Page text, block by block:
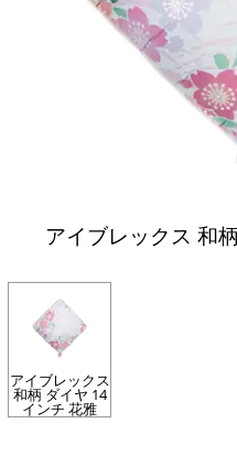
アイブレックス 和
アイブレックス
和柄 ダイヤ 14
インチ 花雅